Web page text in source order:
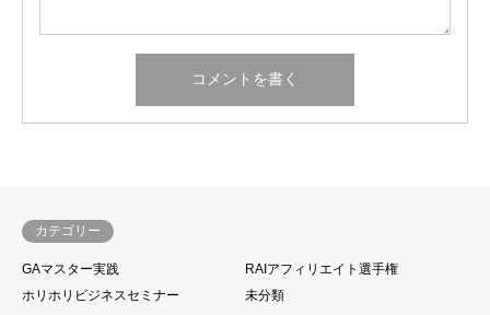
カテゴリー
GAマスター実践
RAIアフィリエイト選手権
ホリホリビジネスセミナー
未分類